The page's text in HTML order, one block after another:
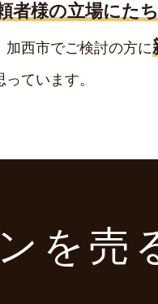
者様の立場にた
加西市でご検討の方に
ています。
を売